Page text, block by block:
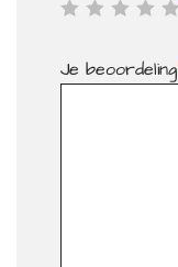
Je beoordeling